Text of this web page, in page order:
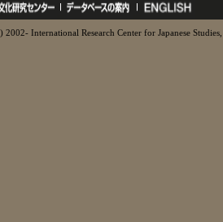
2002- International Research Center for Japanese